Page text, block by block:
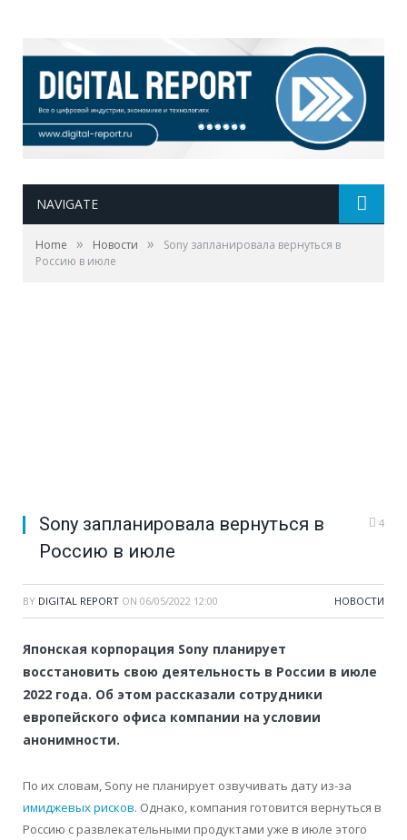
NAVIGATE
Home » Новости »
Sony запланировала вернуться в
Россию в июле
Sony запланировала вернуться в
Россию в июле
4
BY DIGITAL REPORT ON 06/05/2022 12:00 НОВОСТИ
Японская корпорация Sony планирует
восстановить свою деятельность в России в июле
2022 года. Об этом рассказали сотрудники
европейского офиса компании на условии
анонимности.
По их словам, Sony не планирует озвучивать дату из-за
имиджевых рисков. Однако, компания готовится вернуться в
Россию с развлекательными продуктами уже в июле этого